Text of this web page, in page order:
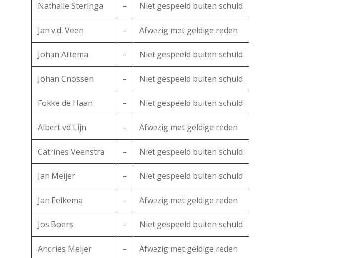
Nathalie Steringa – Niet gespeeld buiten schuld
Jan v.d. Veen – Afwezig met geldige reden
Johan Attema – Niet gespeeld buiten schuld
Johan Cnossen – Niet gespeeld buiten schuld
Fokke de Haan – Niet gespeeld buiten schuld
Albert vd Lijn – Afwezig met geldige reden
Catrines Veenstra – Niet gespeeld buiten schuld
Jan Meijer – Niet gespeeld buiten schuld
Jan Eelkema – Afwezig met geldige reden
Jos Boers – Niet gespeeld buiten schuld
Andries Meijer – Afwezig met geldige reden